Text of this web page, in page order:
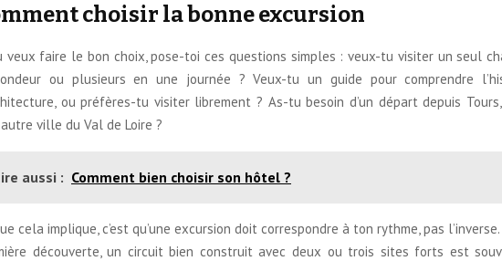
choisir la bonne excursion
veux faire le bon choix, pose-toi ces questions simples : veux-tu visiter un seul
ou plusieurs en une journée ? Veux-tu un guide pour comprendre
ou préfères-tu visiter librement ? As-tu besoin d’un départ depuis
ville du Val de Loire ?
aussi : Comment bien choisir son hôtel ?
cela implique, c’est qu’une excursion doit correspondre à ton rythme, pas l’inverse.
découverte, un circuit bien construit avec deux ou trois sites forts est